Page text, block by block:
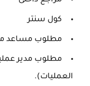
كول سنتر
مطلوب مساعد
مطلوب مدير
العمليات).